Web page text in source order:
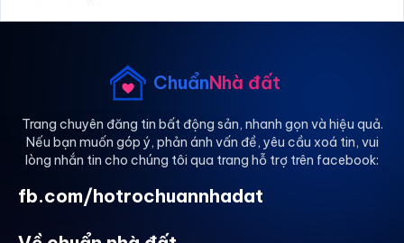
- Đèn và thiết bị vệ sinh cao cấp.
* Ưu điểm:
- Nhà có thang máy, hầm để xe máy miễn phí, khóa
cửa vân tay, lối đi riêng biệt.
- Điện, nước có đồng hồ riêng theo giá nhà nước.
- Thời gian tự do, không ở chung với chủ nhà.
ChuẩnNhà đất
Trang chuyên đăng tin bất động sản, nhanh gọn và hiệu quả.
Nếu bạn muốn góp ý, phản ánh vấn đề, yêu cầu xoá tin, vui
lòng nhắn tin cho chúng tôi qua trang hỗ trợ trên facebook:
fb.com/hotrochuannhadat